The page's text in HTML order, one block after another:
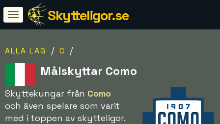
Skytteligor.se
ALLA LAG / C /
Målskyttar Como
Skyttekungar från Como
och även spelare som varit
med i toppen av skytteligor.